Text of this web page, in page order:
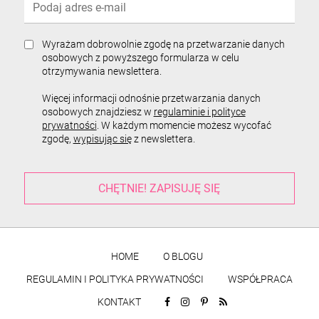
Wyrażam dobrowolnie zgodę na przetwarzanie danych
osobowych z powyższego formularza w celu
otrzymywania newslettera.
Więcej informacji odnośnie przetwarzania danych
osobowych znajdziesz w regulaminie i polityce
prywatności . W każdym momencie możesz wycofać
zgodę, wypisując sięz newslettera.
HOME
O BLOGU
REGULAMIN I POLITYKA PRYWATNOŚCI
WSPÓŁPRACA
KONTAKT